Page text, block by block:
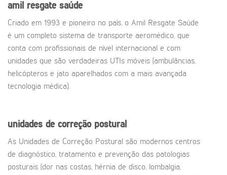
amil resgate saúde
Criado em 1993 e pioneiro no país, o Amil Resgate Saúde
é um completo sistema de transporte aeromédico, que
conta com profissionais de nível internacional e com
unidades que são verdadeiras UTIs móveis (ambulâncias,
helicópteros e jato aparelhados com a mais avançada
tecnologia médica).
unidades de correção postural
As Unidades de Correção Postural são modernos centros
de diagnóstico, tratamento e prevenção das patologias
posturais (dor nas costas, hérnia de disco, lombalgia,